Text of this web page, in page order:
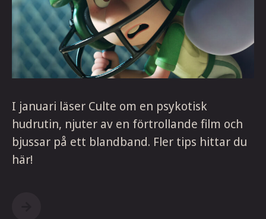
I januari läser Culte om en psykotisk
hudrutin, njuter av en förtrollande film och
bjussar på ett blandband. Fler tips hittar du
här!